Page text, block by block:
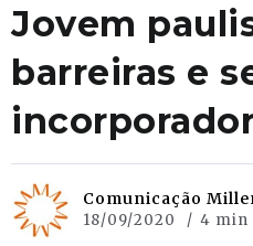
Jovem
barreiras e
Comunicação
18/09/2020 4 min